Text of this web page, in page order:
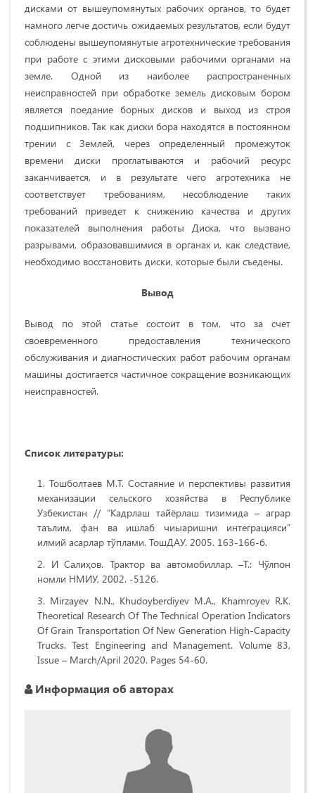
дисками от вышеупомянутых рабочих органов, то будет
намного легче достичь ожидаемых результатов, если будут
соблюдены вышеупомянутые агротехнические требования
при работе с этими дисковыми рабочими органами на
земле. Одной из наиболее распространенных
неисправностей при обработке земель дисковым бором
является поедание борных дисков и выход из строя
подшипников. Так как диски бора находятся в постоянном
трении с Землей, через определенный промежуток
времени диски проглатываются и рабочий ресурс
заканчивается, и в результате чего агротехника не
соответствует требованиям, несоблюдение таких
требований приведет к снижению качества и других
показателей выполнения работы Диска, что вызвано
разрывами, образовавшимися в органах и, как следствие,
необходимо восстановить диски, которые были съедены.
Вывод
Вывод по этой статье состоит в том, что за счет
своевременного предоставления технического
обслуживания и диагностических работ рабочим органам
машины достигается частичное сокращение возникающих
неисправностей.
Список литературы:
Тошболтаев М.Т. Состаяние и перспективы развития
механизации сельского хозяйства в Республике
Узбекистан // “Кадрлаш тайёрлаш тизимида – аграр
таълим, фан ва ишлаб чиыаришни интеграцияси”
илмий асарлар тўплами. ТошДАУ. 2005. 163-166-б.
И Салиҳов. Трактор ва автомобиллар. –Т.: Чўлпон
номли НМИУ, 2002. -512б.
Mirzayev N.N., Khudoyberdiyev М.А., Khamroyev R.K.
Theoretical Research Of The Technical Operation Indicators
Of Grain Transportation Of New Generation High-Capacity
Trucks. Test Engineering and Management. Volume 83,
Issue – March/April 2020. Pages 54-60.
Информация об авторах